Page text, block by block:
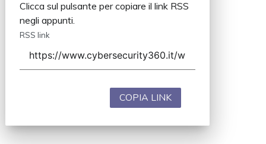
Clicca sul pulsante per copiare il link RSS
negli appunti.
RSS link
COPIA LINK